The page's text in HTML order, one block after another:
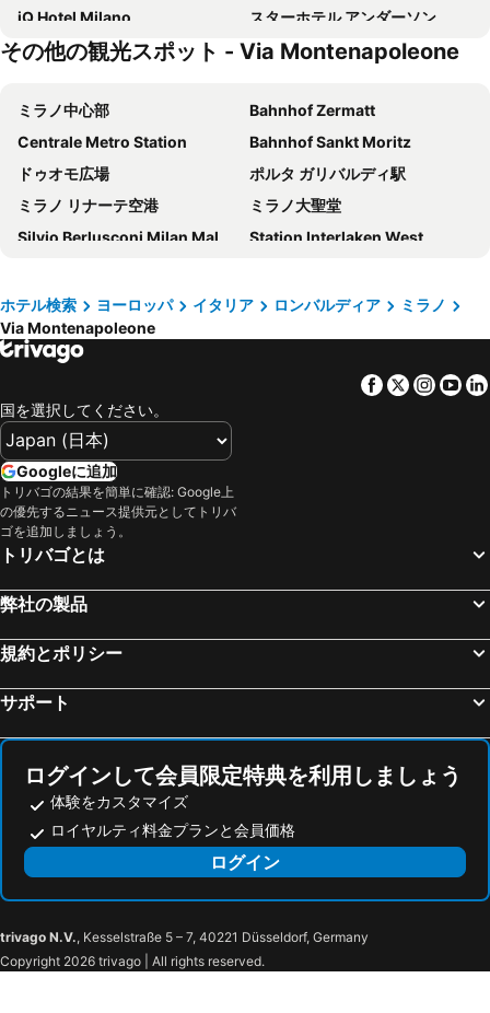
iQ Hotel Milano
スターホテル アンダーソン
Hotel Metropoli
ibis Milano Centro
スターホテルズ E.c.ho.
B&B HOTEL Milano Ornato
Joy 124 Hotel Milano
Hd8 Hotel Milano
NYX Milan
Brunelleschi Hotel
43 Station Hotel
Just Hotel Milano
ホテル ベルニーナ
Holiday Inn Milan - Garibaldi Station by IHG
J24 Hotel Milano
ホテル ザ ベスト
ベスト ウェスタン ホテル マディソン
Hilton Milan
iH ホテルズ ミラノ ジョイア
アルマーニ ホテル ミラノ
Doria Grand Hotel
Hotel Galileo
Hotel Rio
ルーム メイト ジュリア
ホテル ラファエロ
Hotel Eva
ウナ ホテル クザー二
ホテル XXII マルゾー
ホテル マンツォーニ
マンダリン オリエンタル ミラノ The Corner Duomo Hotel
セナト ホテル ミラノ
San Babila Suite
Aiello Rooms - San Babila
Sina De La Ville
Bvlgari Hotel Milano
ホテル カヴール
The Street Milano Duomo
AHD Rooms
Casa Baglioni Milan - The Leading Hotels of the World
Sina The Gray
Milan Adore
Allegro Apartments Duomo
Hotel Accursio
その他の観光スポット - Via Montenapoleone
ミラノ中心部
Bahnhof Zermatt
Centrale Metro Station
Bahnhof Sankt Moritz
ドゥオモ広場
ポルタ ガリバルディ駅
ミラノ リナーテ空港
ミラノ大聖堂
Silvio Berlusconi Milan Malpensa Airport
Station Interlaken West
Milano Certosa
Zermatt Marathon
Verbier Festival
Stazione di Bergamo
アレーナ・ディ・ヴェローナ
Centro Direzionale di Milano
ルツェルン湖
ボローニャ・ボルゴ・パニゴーレ空港
Interlaken Classics
Bergamo Città Alta
Duomo Metro Station
Piazza della Vittoria
St Moritzersee
フィエラミラノシティ
旧市街
Mediolanum Forum
Wengen Bahnhof
Museo del Duomo di Milano
サンタ・マリア・デッレ・グラツィエ教会
Stazione Milano Lambrate
Hauptbahnhof Luzern
Sils Maria
Central Station
Veronafiere
Via Montenapoleone
Montenapoleone Metro Station
Museo di Milano
via Alessandro Manzoni
Via della Spiga
Il Mappamondo - Galleria D'Arte
ホテル検索 ヨーロッパ イタリア ロンバルディア
ミラノ
Via Montenapoleone
Facebook
Twitter
国を選択してください。
Googleに追加
トリバゴの結果を簡単に確認: Google上
の優先するニュース提供元としてトリバ
ゴを追加しましょう。
トリバゴとは
弊社の製品
規約とポリシー
サポート
ログインして会員限定特典を利用しましょう
体験をカスタマイズ
ロイヤルティ料金プランと会員価格
ログイン
trivago N.V., Kesselstraße 5 – 7, 40221 Düsseldorf, Germany
Copyright 2026 trivago | All rights reserved.